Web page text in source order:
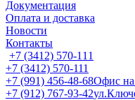
Документация
Оплата и доставка
Новости
Контакты
+7 (3412) 570-111
+7 (3412) 570-111
+7 (991) 456-48-68Офис на
+7 (912) 767-93-42